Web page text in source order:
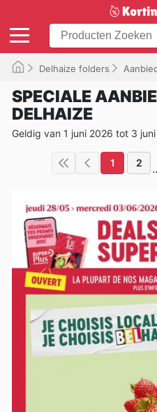
Delhaize folders
SPECIALE
DELHAIZE
Geldig van 1 juni 2026 tot 3
1 2